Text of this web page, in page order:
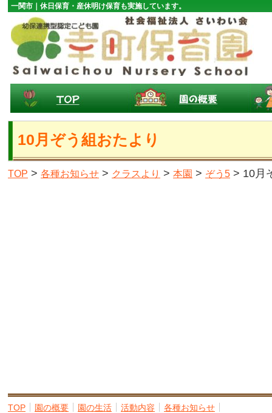
一関市｜休日保育・産休明け保育も実施しています。
10月ぞう組おたより
TOP > 各種お知らせ > クラスより > 本園 > ぞう5 > 10月
TOP 園の概要 園の生活 活動内容 各種お知らせ